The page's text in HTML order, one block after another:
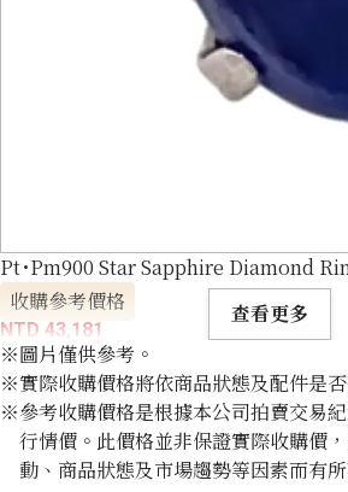
Pt･Pm900 Star Sapphire Diamond
收購參考價格
NTD 43,181
查看更多
※圖片僅供參考。
※實際收購價格將依商品狀態及配件是
※參考收購價格是根據本公司拍賣交易
行情價。此價格並非保證實際收購價
動、商品狀態及市場趨勢等因素而有所